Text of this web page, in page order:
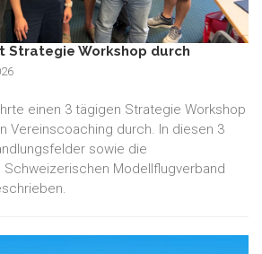
Strategie Workshop durch
einen 3 tägigen Strategie Workshop
Vereinscoaching durch. In diesen 3
sowie die
Modellflugverband